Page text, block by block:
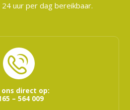
uur per dag bereikbaar.
ons direct op:
– 564 009